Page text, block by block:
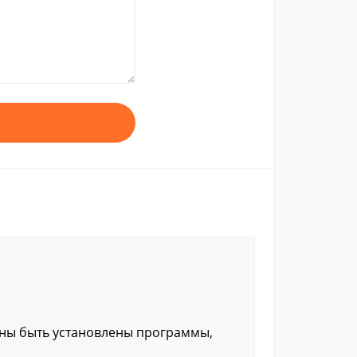
быть установлены программы,